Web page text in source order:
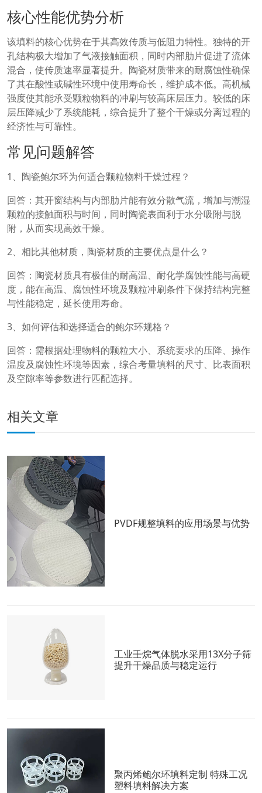
核心性能优势分析
该填料的核心优势在于其高效传质与低阻力特性。独特的开
孔结构极大增加了气液接触面积，同时内部肋片促进了流体
混合，使传质速率显著提升。陶瓷材质带来的耐腐蚀性确保
了其在酸性或碱性环境中使用寿命长，维护成本低。高机械
强度使其能承受颗粒物料的冲刷与较高床层压力。较低的床
层压降减少了系统能耗，综合提升了整个干燥或分离过程的
经济性与可靠性。
常见问题解答
1、陶瓷鲍尔环为何适合颗粒物料干燥过程？
回答：其开窗结构与内部肋片能有效分散气流，增加与潮湿
颗粒的接触面积与时间，同时陶瓷表面利于水分吸附与脱
附，从而实现高效干燥。
2、相比其他材质，陶瓷材质的主要优点是什么？
回答：陶瓷材质具有极佳的耐高温、耐化学腐蚀性能与高硬
度，能在高温、腐蚀性环境及颗粒冲刷条件下保持结构完整
与性能稳定，延长使用寿命。
3、如何评估和选择适合的鲍尔环规格？
回答：需根据处理物料的颗粒大小、系统要求的压降、操作
温度及腐蚀性环境等因素，综合考量填料的尺寸、比表面积
及空隙率等参数进行匹配选择。
相关文章
PVDF规整填料的应用场景与优势
工业壬烷气体脱水采用13X分子筛
提升干燥品质与稳定运行
聚丙烯鲍尔环填料定制 特殊工况
塑料填料解决方案